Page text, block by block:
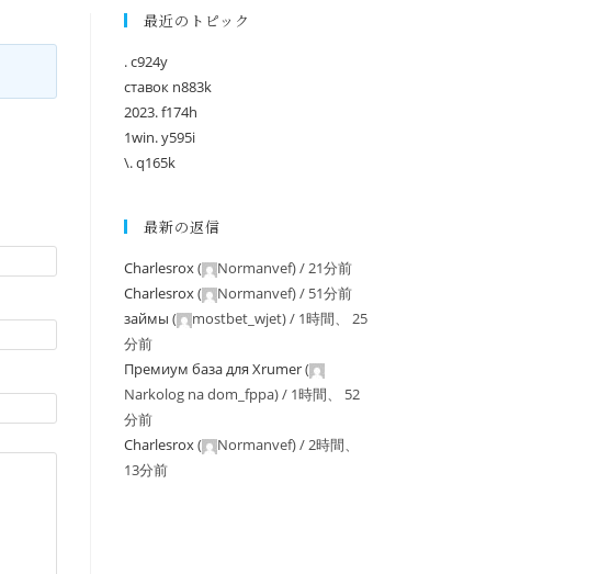
最近のトピック
. c924y
ставок n883k
2023. f174h
1win. y595i
\. q165k
最新の返信
Charlesrox( Normanvef) /21分前
Charlesrox( Normanvef) / 51分前
займы ( mostbet_wjet) / 1時間、 25
分前
Премиум база для Xrumer(
Narkolog na dom_fppa) / 1時間、 52
分前
Charlesrox( Normanvef) /2時間、
13分前